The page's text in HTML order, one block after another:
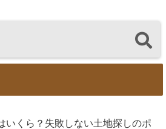
いくら？失敗しない土地探しのポ